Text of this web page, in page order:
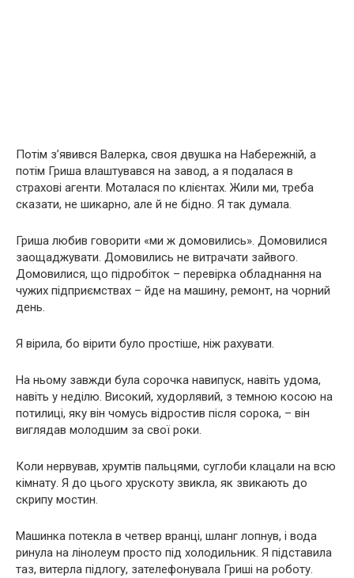
Потім з’явився Валерка, своя двушка на Набережній, а
потім Гриша влаштувався на завод, а я подалася в
страхові агенти. Моталася по клієнтах. Жили ми, треба
сказати, не шикарно, але й не бідно. Я так думала.
Гриша любив говорити «ми ж домовились». Домовилися
заощаджувати. Домовились не витрачати зайвого.
Домовилися, що підробіток – перевірка обладнання на
чужих підприємствах – йде на машину, ремонт, на чорний
день.
Я вірила, бо вірити було простіше, ніж рахувати.
На ньому завжди була сорочка навипуск, навіть удома,
навіть у неділю. Високий, худорлявий, з темною косою на
потилиці, яку він чомусь відростив після сорока, – він
виглядав молодшим за свої роки.
Коли нервував, хрумтів пальцями, суглоби клацали на всю
кімнату. Я до цього хрускоту звикла, як звикають до
скрипу мостин.
Машинка потекла в четвер вранці, шланг лопнув, і вода
ринула на лінолеум просто під холодильник. Я підставила
таз, витерла підлогу, зателефонувала Гриші на роботу.